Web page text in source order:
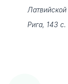
Рига, 143 с.